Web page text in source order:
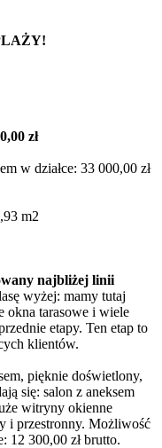
zł
w działce: 33 000,00 zł
m2
najbliżej linii
wyżej: mamy tutaj
okna tarasowe i wiele
etapy. Ten etap to
klientów.
pięknie doświetlony,
się: salon z aneksem
witryny okienne
i przestronny. Możliwość
12 300,00 zł brutto.